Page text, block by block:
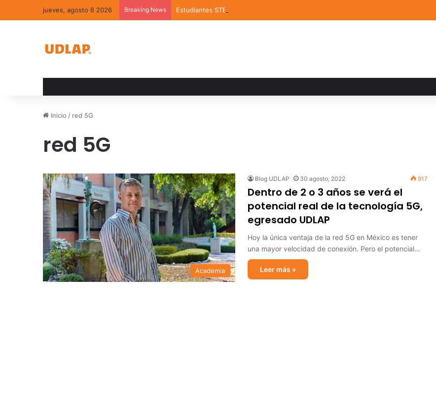
jueves, agosto 6 2026 Breaking News Estudiantes STEM de la UDLAP destacan en el MUTVI 2026
Inicio / red 5G
red 5G
Academia
Blog UDLAP 30 agosto, 2022 917
Dentro de 2 o 3 años se verá el
potencial real de la tecnología 5G,
egresado UDLAP
Hoy la única ventaja de la red 5G en México es tener
una mayor velocidad de conexión. Pero el potencial…
Leer más »